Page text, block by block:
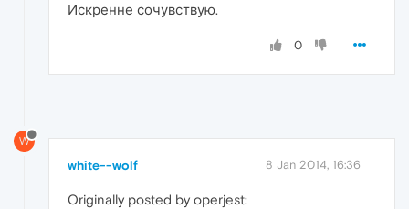
Искренне сочувствую.
0
W
white--wolf 8 Jan 2014, 16:36
Originally posted by operjest: